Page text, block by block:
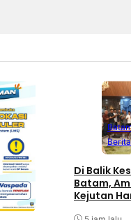
Di Balik
Batam,
Kejutan